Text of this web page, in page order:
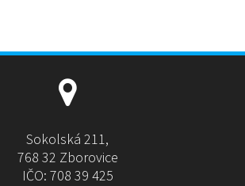
Sokolská 211,
768 32 Zborovice
IČO: 708 39 425